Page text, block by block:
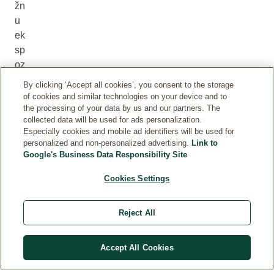
žn
u
ek
sp
oz
ici
ju.
un
za
šti
će
By clicking ‘Accept all cookies’, you consent to the storage
of cookies and similar technologies on your device and to
the processing of your data by us and our partners. The
collected data will be used for ads personalization.
Especially cookies and mobile ad identifiers will be used for
personalized and non-personalized advertising. Link to
Google's Business Data Responsibility Site
Cookies Settings
Reject All
Accept All Cookies